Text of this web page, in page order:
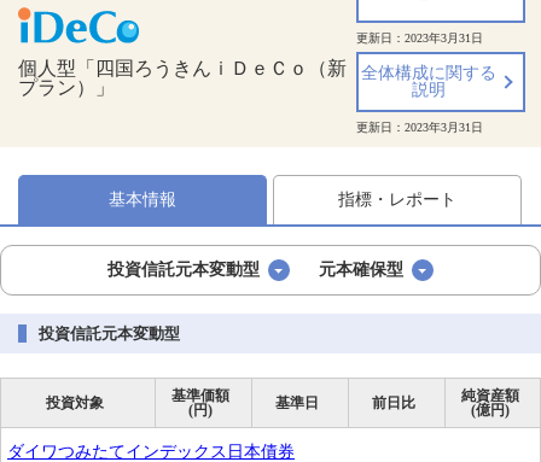
個人型「四国ろうきんｉＤｅＣｏ（新
プラン）」
更新日： 2023年3月31日
全体構成に関する
説明
更新日： 2023年3月31日
基本情報 指標・レポート
投資信託元本変動型 元本確保型
投資信託元本変動型
投資対象
基準価額
(円)
基準日 前日比
純資産額
(億円)
ダイワつみたてインデックス日本債券